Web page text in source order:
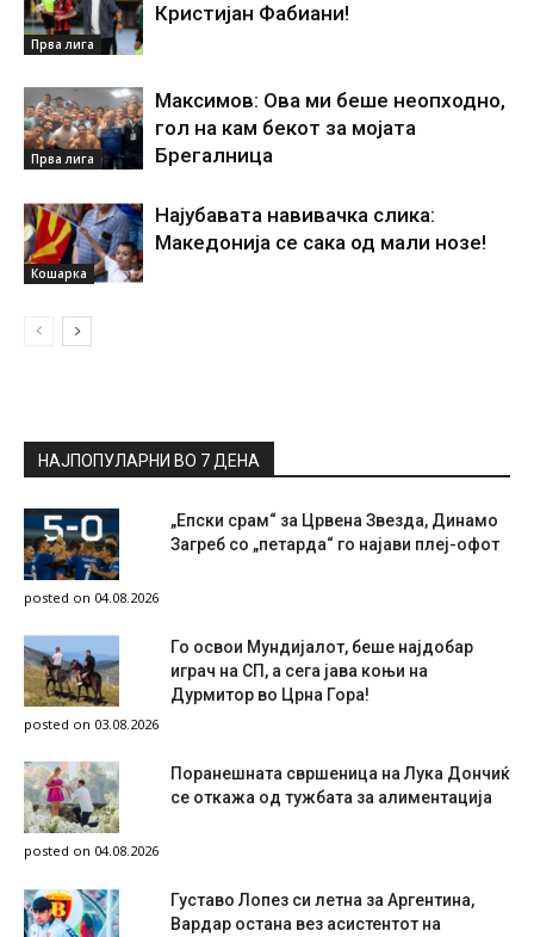
Прва лига
Кристијан Фабиани!
Прва лига
Максимов: Ова ми беше неопходно,
гол на кам бекот за мојата
Брегалница
Кошарка
Најубавата навивачка слика:
Македонија се сака од мали нозе!
НАЈПОПУЛАРНИ ВО 7 ДЕНА
„Епски срам“ за Црвена Звезда, Динамо
Загреб со „петарда“ го најави плеј-офот
posted on 04.08.2026
Го освои Мундијалот, беше најдобар
играч на СП, а сега јава коњи на
Дурмитор во Црна Гора!
posted on 03.08.2026
Поранешната свршеница на Лука Дончиќ
се откажа од тужбата за алиментација
posted on 04.08.2026
Густаво Лопез си летна за Аргентина,
Вардар остана вез асистентот на